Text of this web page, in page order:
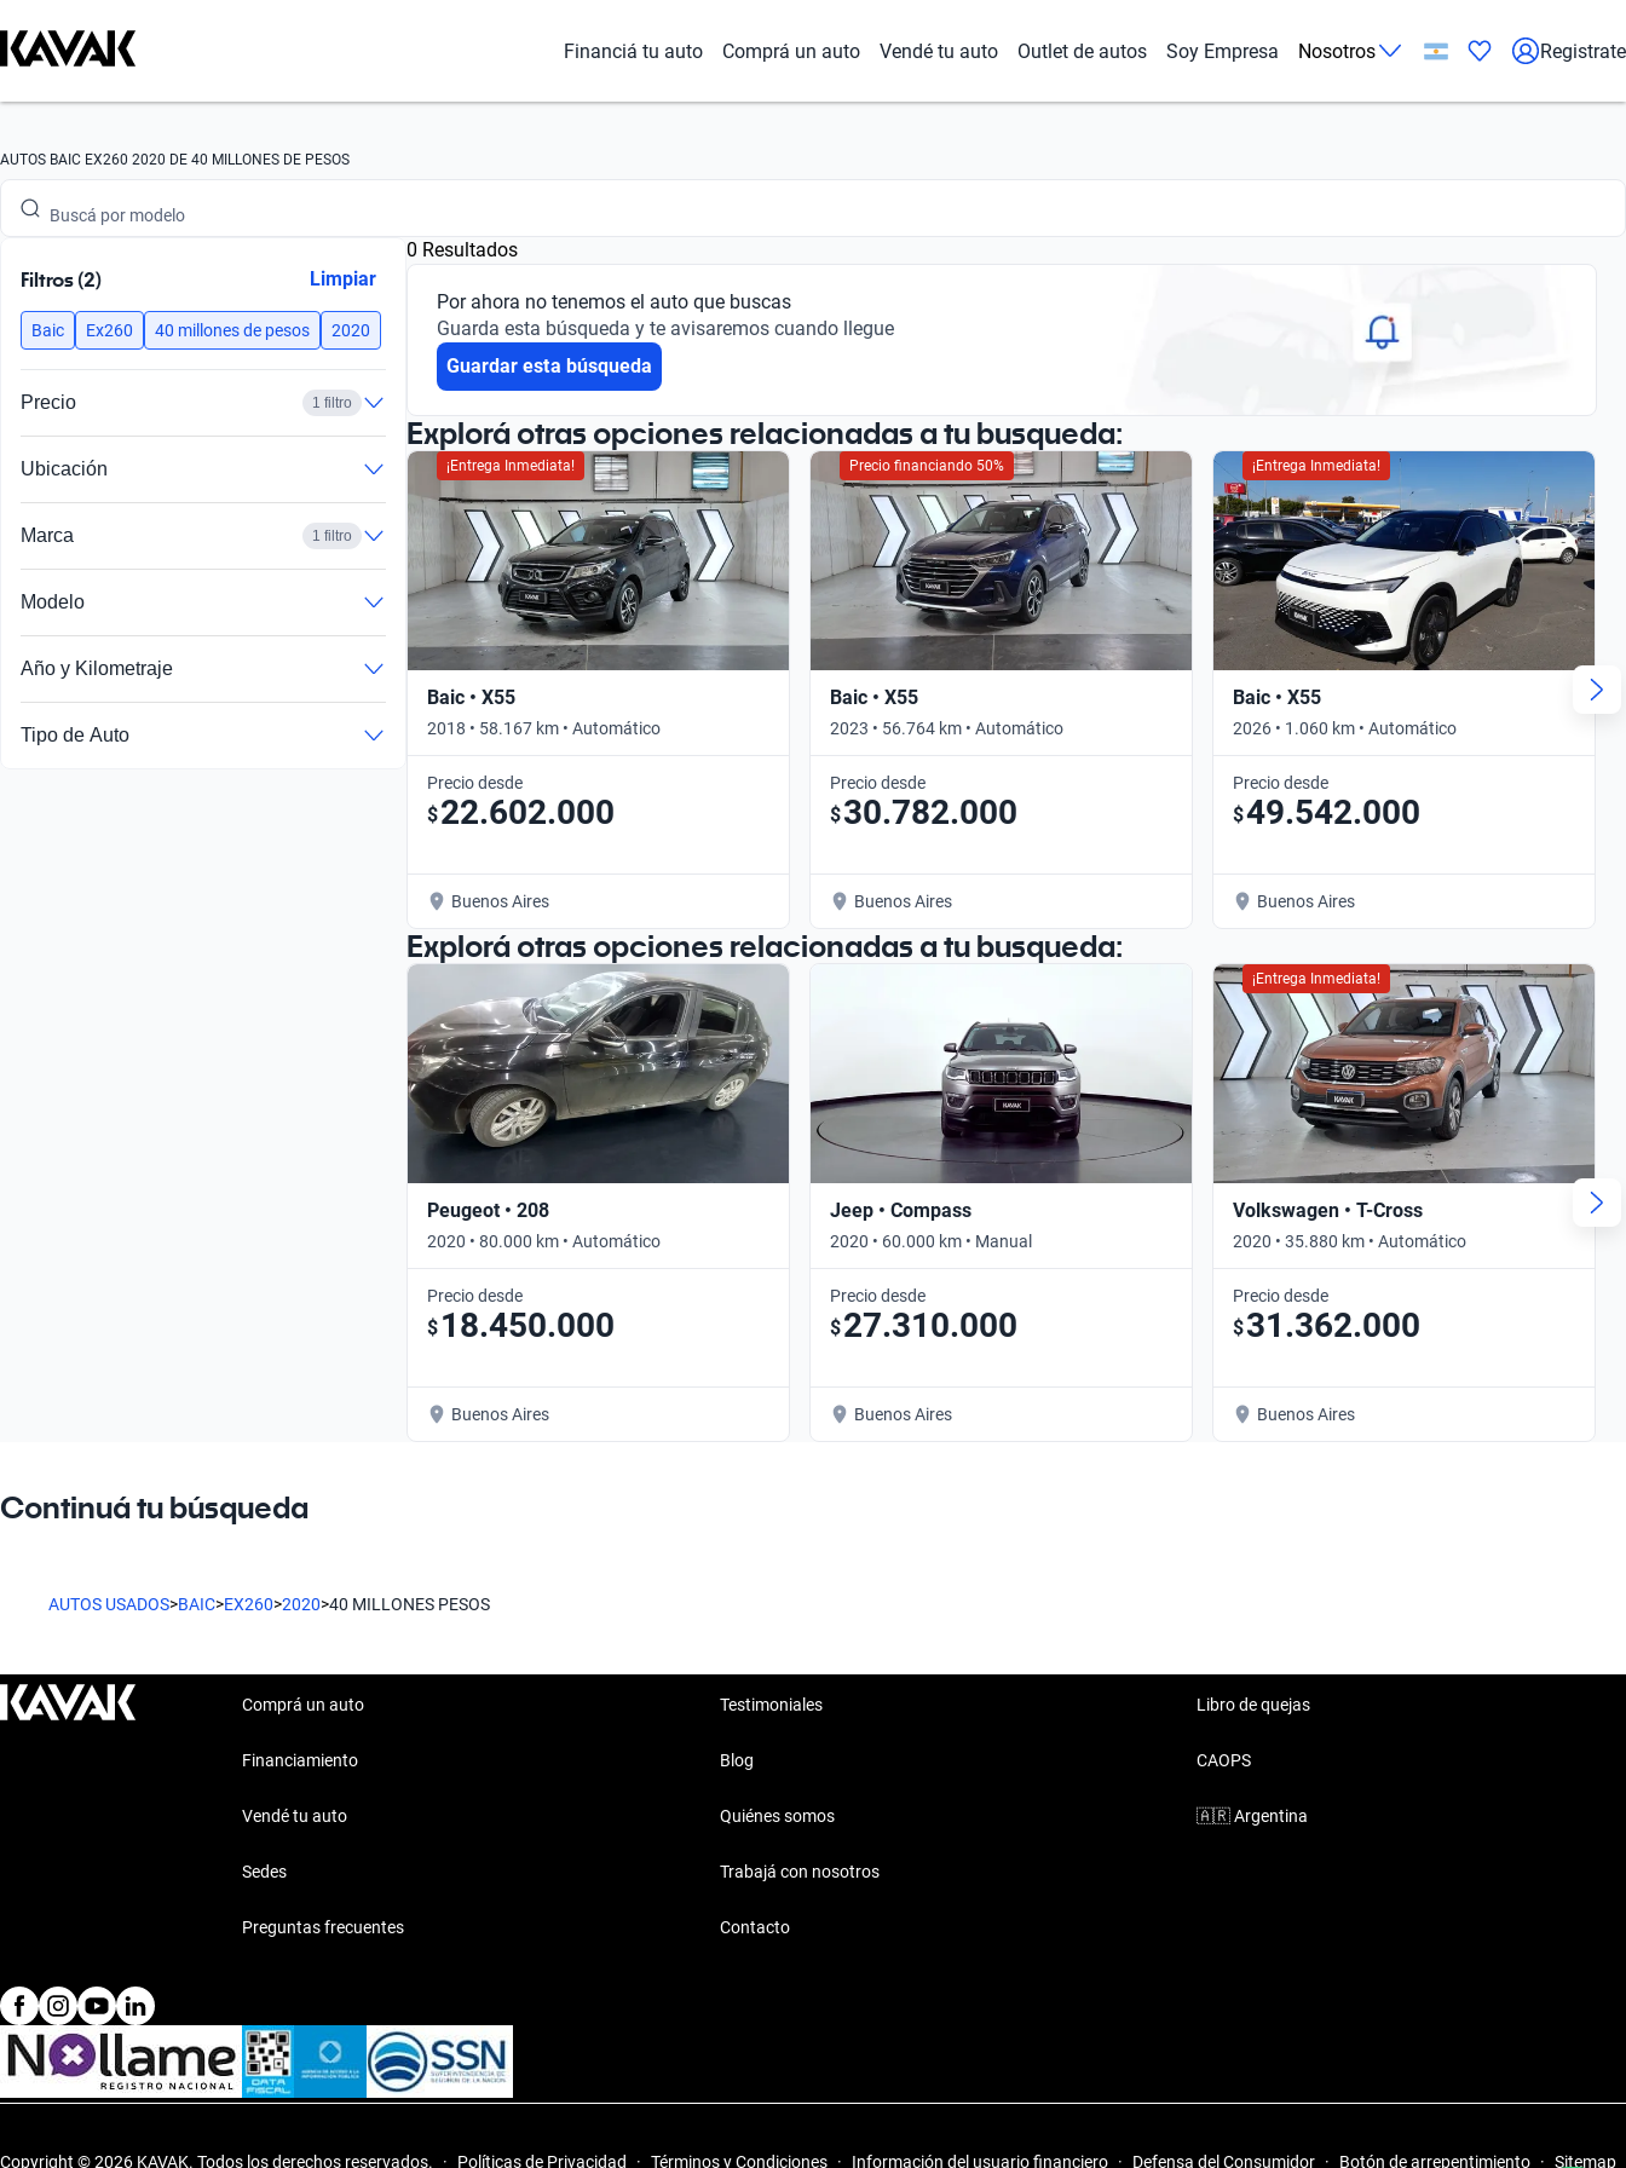
Financiá tu auto Comprá un auto Vendé tu auto Outlet de autos Soy Empresa Nosotros Registrate
AUTOS BAIC EX260 2020 DE 40 MILLONES DE PESOS
Buscá por marca
Buscá por modelo
Buscá por año
Buscá por marca
Buscá por versión
Buscá por año
Filtros (2) Limpiar
Baic Ex260 40 millones de pesos 2020
Precio 1 filtro
Ubicación
Marca 1 filtro
Modelo
Año y Kilometraje
Tipo de Auto
0 Resultados
Por ahora no tenemos el auto que buscas
Guarda esta búsqueda y te avisaremos cuando llegue
Guardar esta búsqueda
Explorá otras opciones relacionadas a tu busqueda:
¡Entrega Inmediata!
Baic • X55
2018 • 58.167 km • Automático
Precio desde
$22.602.000
Buenos Aires
Precio financiando 50%
Baic • X55
2023 • 56.764 km • Automático
Precio desde
$30.782.000
Buenos Aires
¡Entrega Inmediata!
Baic • X55
2026 • 1.060 km • Automático
Precio desde
$49.542.000
Buenos Aires
Explorá otras opciones relacionadas a tu busqueda:
Peugeot • 208
2020 • 80.000 km • Automático
Precio desde
$ 18.450.000
Buenos Aires
Jeep • Compass
2020 • 60.000 km • Manual
Precio desde
$27.310.000
Buenos Aires
¡Entrega Inmediata!
Volkswagen • T-Cross
2020 • 35.880 km • Automático
Precio desde
$31.362.000
Buenos Aires
Continuá tu búsqueda
AUTOS USADOS>BAIC>EX260>2020>40 MILLONES PESOS
Comprá un auto
Financiamiento
Vendé tu auto
Sedes
Preguntas frecuentes
Testimoniales
Blog
Quiénes somos
Trabajá con nosotros
Contacto
Libro de quejas
CAOPS
🇦🇷 Argentina
Copyright © 2026 KAVAK. Todos los derechos reservados. · Políticas de Privacidad · Términos y Condiciones · Información del usuario financiero · Defensa del Consumidor · Botón de arrepentimiento · Sitemap